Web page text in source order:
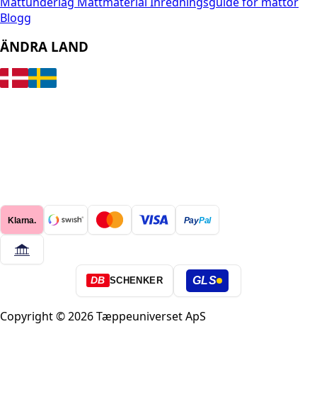
Blogg
ÄNDRA LAND
Klarna. PayPal
DB SCHENKER GLS
Copyright © 2026 Tæppeuniverset ApS